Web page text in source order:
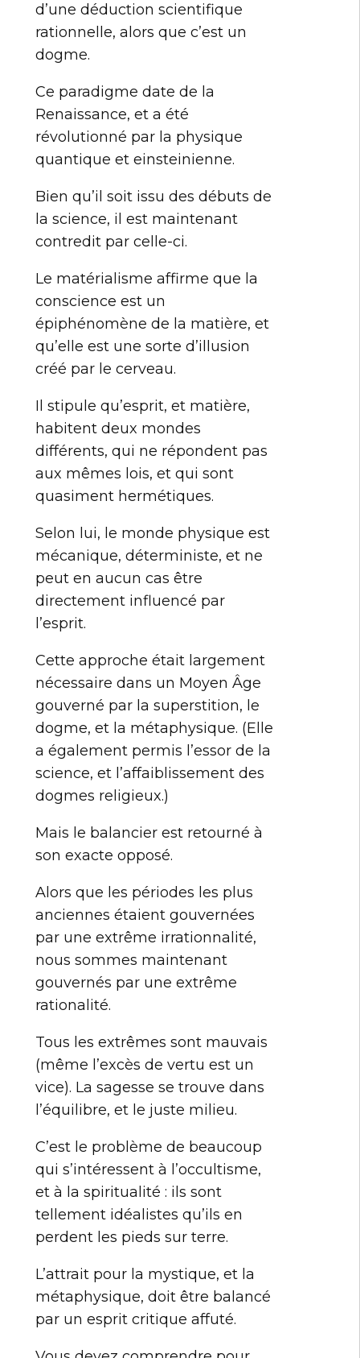
d’une déduction scientifique
rationnelle, alors que c’est un
dogme.
Ce paradigme date de la
Renaissance, et a été
révolutionné par la physique
quantique et einsteinienne.
Bien qu’il soit issu des débuts de
la science, il est maintenant
contredit par celle-ci.
Le matérialisme affirme que la
conscience est un
épiphénomène de la matière, et
qu’elle est une sorte d’illusion
créé par le cerveau.
Il stipule qu’esprit, et matière,
habitent deux mondes
différents, qui ne répondent pas
aux mêmes lois, et qui sont
quasiment hermétiques.
Selon lui, le monde physique est
mécanique, déterministe, et ne
peut en aucun cas être
directement influencé par
l’esprit.
Cette approche était largement
nécessaire dans un Moyen Âge
gouverné par la superstition, le
dogme, et la métaphysique. (Elle
a également permis l’essor de la
science, et l’affaiblissement des
dogmes religieux.)
Mais le balancier est retourné à
son exacte opposé.
Alors que les périodes les plus
anciennes étaient gouvernées
par une extrême irrationnalité,
nous sommes maintenant
gouvernés par une extrême
rationalité.
Tous les extrêmes sont mauvais
(même l’excès de vertu est un
vice). La sagesse se trouve dans
l’équilibre, et le juste milieu.
C’est le problème de beaucoup
qui s’intéressent à l’occultisme,
et à la spiritualité : ils sont
tellement idéalistes qu’ils en
perdent les pieds sur terre.
L’attrait pour la mystique, et la
métaphysique, doit être balancé
par un esprit critique affuté.